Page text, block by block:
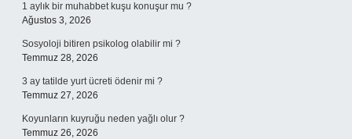
1 aylık bir muhabbet kuşu konuşur mu ?
Ağustos 3, 2026
Sosyoloji bitiren psikolog olabilir mi ?
Temmuz 28, 2026
3 ay tatilde yurt ücreti ödenir mi ?
Temmuz 27, 2026
Koyunların kuyruğu neden yağlı olur ?
Temmuz 26, 2026